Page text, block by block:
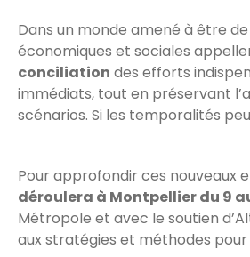
Dans un monde amené à être
économiques et sociales
conciliation des efforts
immédiats, tout en préservant
scénarios. Si les temporalités
Pour approfondir ces nouveaux
déroulera à Montpellier du 9
Métropole et avec le soutien
aux stratégies et méthodes